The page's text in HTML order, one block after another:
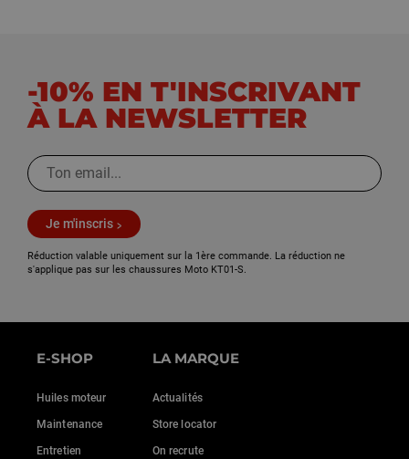
-10% EN T'INSCRIVANT
À LA NEWSLETTER
Je m'inscris
Réduction valable uniquement sur la 1ère commande. La réduction ne
s'applique pas sur les chaussures Moto KT01-S.
E-SHOP
Huiles moteur
Maintenance
Entretien
LA MARQUE
Actualités
Store locator
On recrute